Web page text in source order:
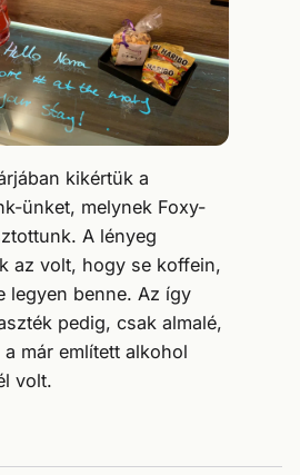
kikértük a
ünket, melynek Foxy-
A lényeg
az volt, hogy se koffein,
legyen benne. Az így
pedig, csak almalé,
már említett alkohol
volt.